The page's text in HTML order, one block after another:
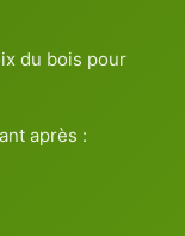
du bois pour
après :